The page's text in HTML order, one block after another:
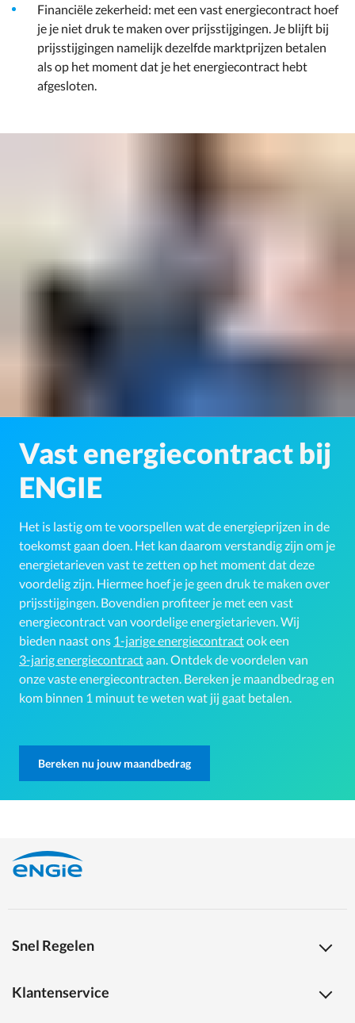
Financiële zekerheid: met een vast energiecontract hoef
je je niet druk te maken over prijsstijgingen. Je blijft bij
prijsstijgingen namelijk dezelfde marktprijzen betalen
als op het moment dat je het energiecontract hebt
afgesloten.
Vast energiecontract bij
ENGIE
Het is lastig om te voorspellen wat de energieprijzen in de
toekomst gaan doen. Het kan daarom verstandig zijn om je
energietarieven vast te zetten op het moment dat deze
voordelig zijn. Hiermee hoef je je geen druk te maken over
prijsstijgingen. Bovendien profiteer je met een vast
energiecontract van voordelige energietarieven. Wij
bieden naast ons 1-jarige energiecontractook een
3-jarig energiecontractaan. Ontdek de voordelen van
onze vaste energiecontracten. Bereken je maandbedrag en
kom binnen 1 minuut te weten wat jij gaat betalen.
Bereken nu jouw maandbedrag
Snel Regelen
Klantenservice